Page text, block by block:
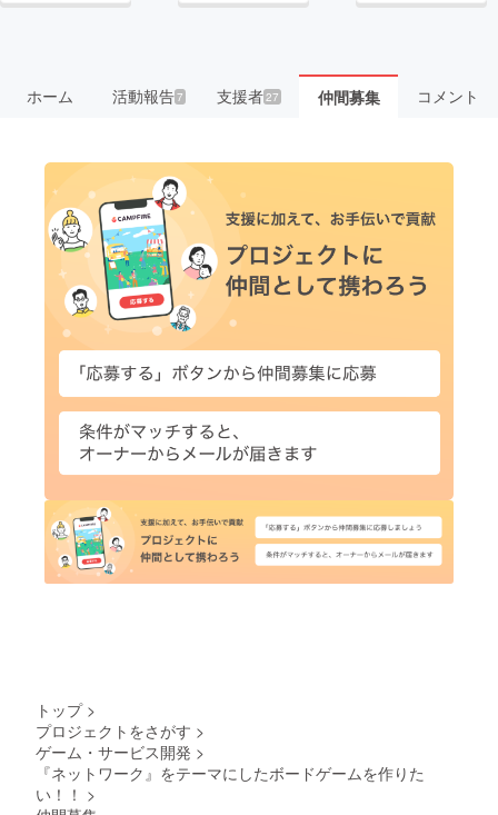
ホーム 活動報告7 支援者 27 仲間募集 コメント
トップ >
プロジェクトをさがす >
ゲーム・サービス開発 >
『ネットワーク』をテーマにしたボードゲームを作りた
い！！ >